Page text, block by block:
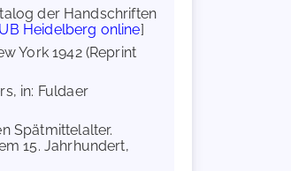
der Handschriften
UB Heidelberg online]
York 1942 (Reprint
in: Fuldaer
Spätmittelalter.
15. Jahrhundert,